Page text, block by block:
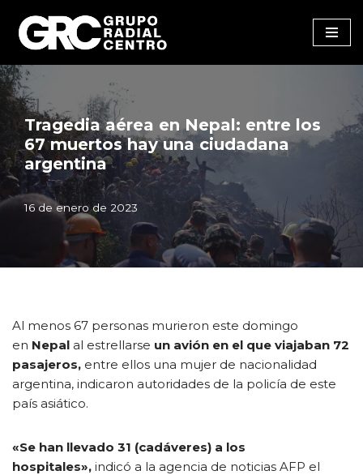
Saltar
al
contenido
Tragedia aérea en Nepal: entre los
67 muertos hay una ciudadana
argentina
16 de enero de 2023
Al menos 67 personas murieron este domingo
en Nepal al estrellarse un avión en el que viajaban 72
pasajeros, entre ellos una mujer de nacionalidad
argentina, indicaron autoridades de la policía de este
país asiático.
«Se han llevado 31 (cadáveres) a los
hospitales», indicó a la agencia de noticias AFP el